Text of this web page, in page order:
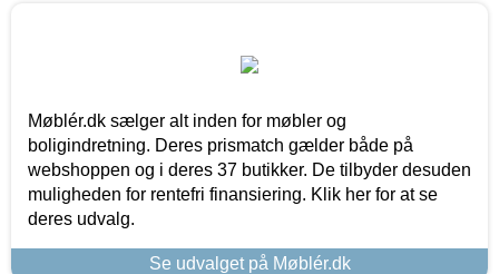
Møblér.dk sælger alt inden for møbler og
boligindretning. Deres prismatch gælder både på
webshoppen og i deres 37 butikker. De tilbyder desuden
muligheden for rentefri finansiering. Klik her for at se
deres udvalg.
Se udvalget på Møblér.dk